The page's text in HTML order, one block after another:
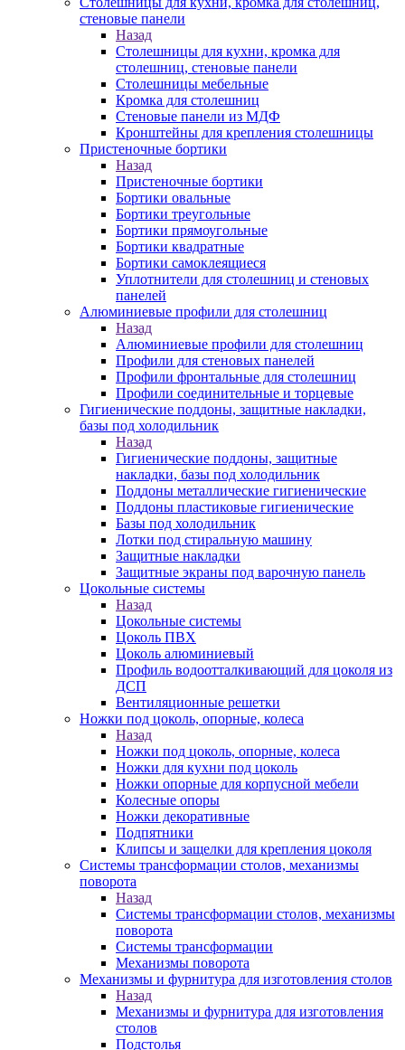
стеновые панели
Назад
Столешницы для кухни, кромка для
столешниц, стеновые панели
Столешницы мебельные
Кромка для столешниц
Стеновые панели из МДФ
Кронштейны для крепления столешницы
Пристеночные бортики
Назад
Пристеночные бортики
Бортики овальные
Бортики треугольные
Бортики прямоугольные
Бортики квадратные
Бортики самоклеящиеся
Уплотнители для столешниц и стеновых
панелей
Алюминиевые профили для столешниц
Назад
Алюминиевые профили для столешниц
Профили для стеновых панелей
Профили фронтальные для столешниц
Профили соединительные и торцевые
Гигиенические поддоны, защитные накладки,
базы под холодильник
Назад
Гигиенические поддоны, защитные
накладки, базы под холодильник
Поддоны металлические гигиенические
Поддоны пластиковые гигиенические
Базы под холодильник
Лотки под стиральную машину
Защитные накладки
Защитные экраны под варочную панель
Цокольные системы
Назад
Цокольные системы
Цоколь ПВХ
Цоколь алюминиевый
Профиль водоотталкивающий для цоколя из
ДСП
Вентиляционные решетки
Ножки под цоколь, опорные, колеса
Назад
Ножки под цоколь, опорные, колеса
Ножки для кухни под цоколь
Ножки опорные для корпусной мебели
Колесные опоры
Ножки декоративные
Подпятники
Клипсы и защелки для крепления цоколя
Системы трансформации столов, механизмы
поворота
Назад
Системы трансформации столов, механизмы
поворота
Системы трансформации
Механизмы поворота
Механизмы и фурнитура для изготовления столов
Назад
Механизмы и фурнитура для изготовления
столов
Подстолья